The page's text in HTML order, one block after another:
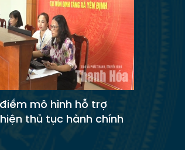
mô hình hỗ trợ
thủ tục hành chính